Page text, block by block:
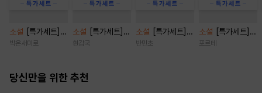
소설
[특가세트]
친구 오빠 탐구 보
박온새미로
소설
[특가세트]
솔스티스 Solstic
흰감국
소설
[특가세트]
오프 리밋(OFF LI
반민초
소설
[특가세트]
쇼윈도 부부(19세
포르테
당신만을 위한 추천